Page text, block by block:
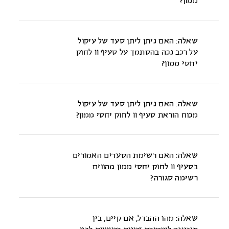
יש לפרש את "החשש הסביר" שבסעיף 11 לחוק יחסי ממון, בצורה
ניסיון להבריח רכוש, ודי בחשש העולה מנסיבות היחסים שבין
הצדדים. ובשים-לב כי בהענקת סעד זה ראוי לבית- המשפט שלא
לקמוץ את ידו {ת"א (חי') 1377/88 גלנטי נ' גלנטי (טרם פורסם)}.
שאלה: האם ניתן ליתן סעד של עיקול
על רכב נכה בהסתמך על סעיף 11 לחוק
יחסי ממון?
כן. ניתן לעקל מכונית נכים {תמ"ש 3920/04 ב' ל' נ' ר' ל', פורסם
שאלה: האם ניתן ליתן סעד של עיקול
מכוח הוראת סעיף 11 לחוק יחסי ממון?
כן {תמ"ש 10793/04 פלוני נ' פלונית, תק-מש 2004(4), 101 (2004)}.
שאלה: האם רשימת הסעדים האמורים
בסעיף 11 לחוק יחסי ממון מהווים
רשימה סגורה?
לא. הצווים הספציפיים האמורים בסעיף 11 לחוק יחסי ממון אינם
לשמר זכויותיו בנכסים של בן-הזוג.
שאלה: מהו ההבדל, אם קיים, בין